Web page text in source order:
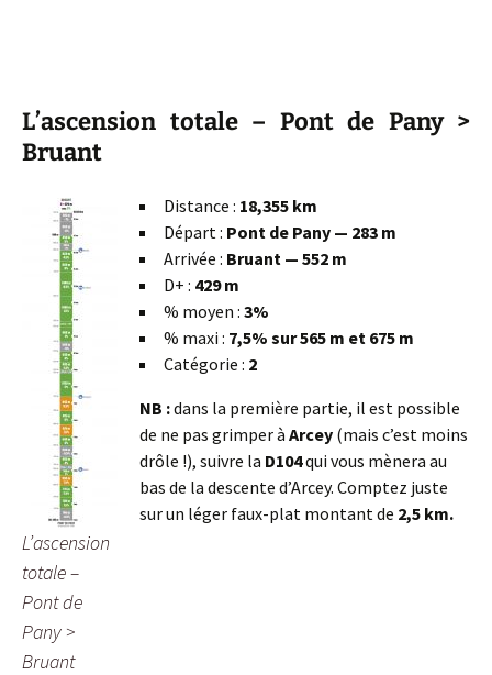
L’ascension totale – Pont de Pany >
Bruant
L’ascension
totale –
Pont de
Pany >
Bruant
Distance : 18,355 km
Départ : Pont de Pany — 283 m
Arrivée : Bruant — 552 m
D+ : 429 m
% moyen : 3%
% maxi : 7,5% sur 565 m et 675 m
Catégorie : 2
NB :dans la première partie, il est possible
de ne pas grimper à Arcey (mais c’est moins
drôle !), suivre la D104qui vous mènera au
bas de la descente d’Arcey. Comptez juste
sur un léger faux-plat montant de 2,5 km.